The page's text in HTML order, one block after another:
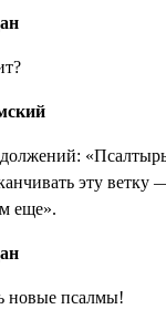
эту ветку
еще».
новые псалмы!